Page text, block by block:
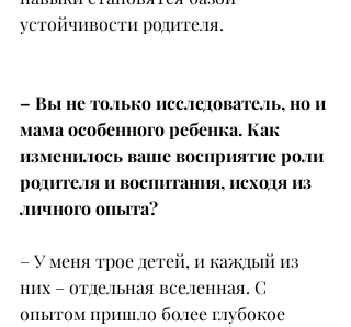
устойчивости родителя.
– Вы не только исследователь, но и
мама особенного ребенка. Как
изменилось ваше восприятие роли
родителя и воспитания, исходя из
личного опыта?
– У меня трое детей, и каждый из
них – отдельная вселенная. С
опытом пришло более глубокое